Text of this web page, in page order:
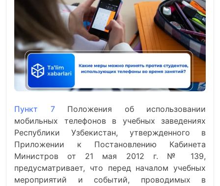
Пункт 7Положения об использовании
мобильных телефонов в учебных заведениях
Республики Узбекистан, утвержденного в
Приложении к Постановлению Кабинета
Министров от 21 мая 2012 г. № 139,
предусматривает, что перед началом учебных
мероприятий и событий, проводимых в